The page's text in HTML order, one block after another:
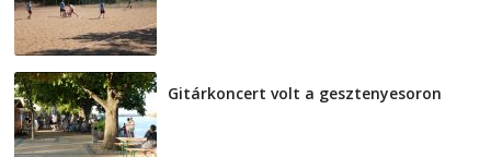
Gitárkoncert volt a gesztenyesoron